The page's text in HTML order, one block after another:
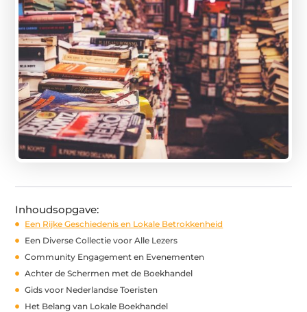
Inhoudsopgave:
Een Rijke Geschiedenis en Lokale Betrokkenheid
Een Diverse Collectie voor Alle Lezers
Community Engagement en Evenementen
Achter de Schermen met de Boekhandel
Gids voor Nederlandse Toeristen
Het Belang van Lokale Boekhandel